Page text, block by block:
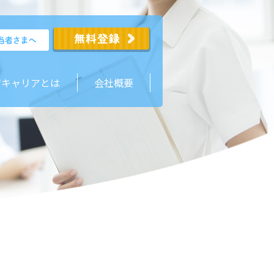
ャリアとは 会社概要